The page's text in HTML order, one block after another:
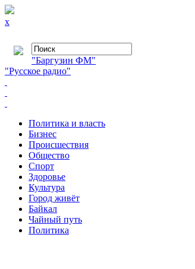
x
"Баргузин ФМ"
"Русское радио"
Политика и власть
Бизнес
Происшествия
Общество
Cпорт
Здоровье
Культура
Город живёт
Байкал
Чайный путь
Политика